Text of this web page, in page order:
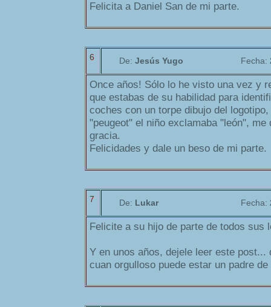
Felicita a Daniel San de mi parte.
6 De: Jesús Yugo Fecha:
Once años! Sólo lo he visto una vez y
que estabas de su habilidad para
coches con un torpe dibujo del
"peugeot" el niño exclamaba "león", me
gracia.
Felicidades y dale un beso de mi parte.
7 De: Lukar Fecha:
Felicite a su hijo de parte de todos sus
Y en unos años, dejele leer este post...
cuan orgulloso puede estar un padre